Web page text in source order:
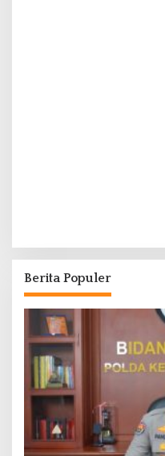
Berita Populer